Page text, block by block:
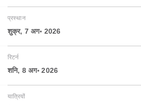
प्रस्थान
शुक्र, 7 अग॰ 2026
रिटर्न
शनि, 8 अग॰ 2026
यात्रियों